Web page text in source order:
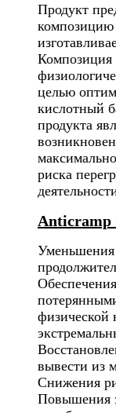
Продукт
Композиция
целью
кислотный
продукта
риска
Anticramp
физической
вывести из
Снижения
Повышения